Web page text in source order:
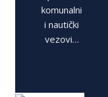
komunalni
i nautički
vezovi…